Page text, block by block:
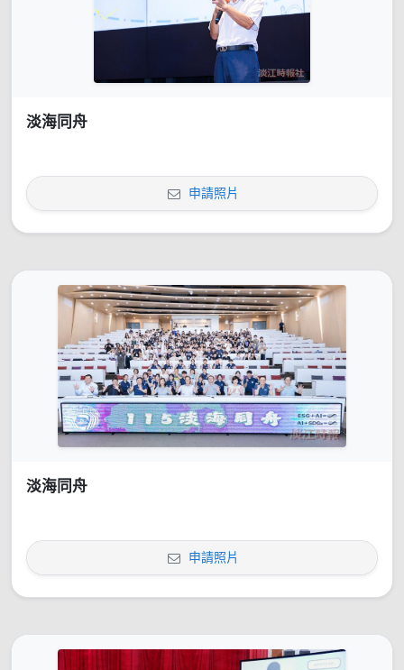
淡海同舟
申請照片
淡海同舟
申請照片